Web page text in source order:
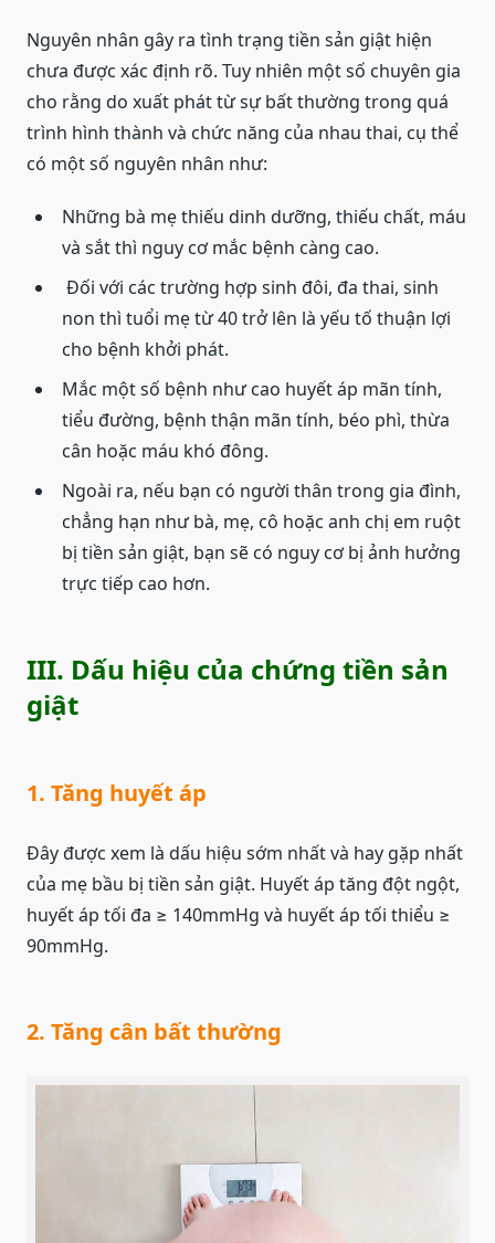
Nguyên nhân gây ra tình trạng tiền sản giật hiện
chưa được xác định rõ. Tuy nhiên một số chuyên gia
cho rằng do xuất phát từ sự bất thường trong quá
trình hình thành và chức năng của nhau thai, cụ thể
có một số nguyên nhân như:
Những bà mẹ thiếu dinh dưỡng, thiếu chất, máu
và sắt thì nguy cơ mắc bệnh càng cao.
Đối với các trường hợp sinh đôi, đa thai, sinh
non thì tuổi mẹ từ 40 trở lên là yếu tố thuận lợi
cho bệnh khởi phát.
Mắc một số bệnh như cao huyết áp mãn tính,
tiểu đường, bệnh thận mãn tính, béo phì, thừa
cân hoặc máu khó đông.
Ngoài ra, nếu bạn có người thân trong gia đình,
chẳng hạn như bà, mẹ, cô hoặc anh chị em ruột
bị tiền sản giật, bạn sẽ có nguy cơ bị ảnh hưởng
trực tiếp cao hơn.
III. Dấu hiệu của chứng tiền sản
giật
1. Tăng huyết áp
Đây được xem là dấu hiệu sớm nhất và hay gặp nhất
của mẹ bầu bị tiền sản giật. Huyết áp tăng đột ngột,
huyết áp tối đa ≥ 140mmHg và huyết áp tối thiểu ≥
90mmHg.
2. Tăng cân bất thường